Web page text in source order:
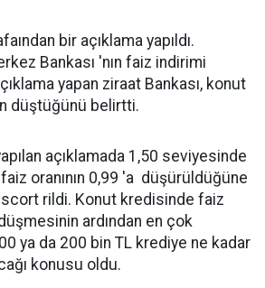
bir açıklama yapıldı.
Bankası 'nın faiz indirimi
yapan ziraat Bankası, konut
düştüğünü belirtti.
açıklamada 1,50 seviyesinde
oranının 0,99 'a düşürüldüğüne
rildi. Konut kredisinde faiz
ardından en çok
ya da 200 bin TL krediye ne kadar
konusu oldu.